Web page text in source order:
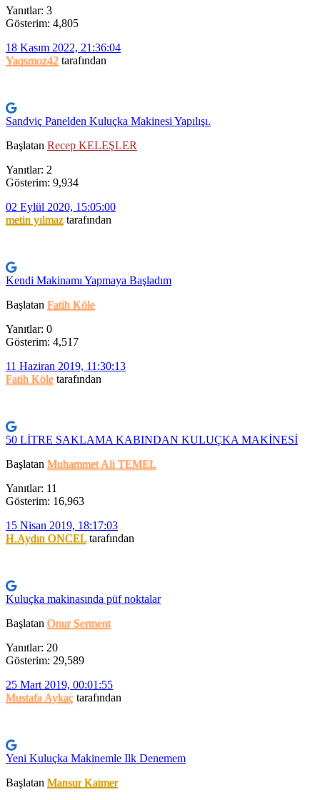
Yanıtlar: 3
Gösterim: 4,805
18 Kasım 2022, 21:36:04
Yaqsmoz42 tarafından
Sandviç Panelden Kuluçka Makinesi Yapılışı.
Başlatan Recep KELEŞLER
Yanıtlar: 2
Gösterim: 9,934
02 Eylül 2020, 15:05:00
metin yılmaz tarafından
Kendi Makinamı Yapmaya Başladım
Başlatan Fatih Köle
Yanıtlar: 0
Gösterim: 4,517
11 Haziran 2019, 11:30:13
Fatih Köletarafından
50 LİTRE SAKLAMA KABINDAN KULUÇKA MAKİNESİ
Başlatan Muhammet Ali TEMEL
Yanıtlar: 11
Gösterim: 16,963
15 Nisan 2019, 18:17:03
H.Aydın ONCELtarafından
Kuluçka makinasında püf noktalar
Başlatan Onur Şerment
Yanıtlar: 20
Gösterim: 29,589
25 Mart 2019, 00:01:55
Mustafa Aykaç tarafından
Yeni Kuluçka Makinemle Ilk Denemem
Başlatan Mansur Katmer